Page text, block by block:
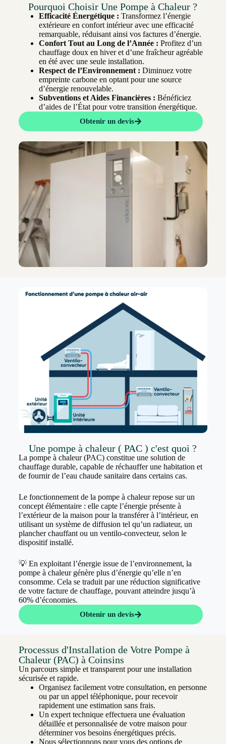
Pourquoi Choisir Une Pompe à Chaleur ?
Efficacité Énergétique : Transformez l’énergie
extérieure en confort intérieur avec une efficacité
remarquable, réduisant ainsi vos factures d’énergie.
Confort Tout au Long de l’Année : Profitez d’un
chauffage doux en hiver et d’une fraîcheur agréable
en été avec une seule installation.
Respect de l’Environnement : Diminuez votre
empreinte carbone en optant pour une source
d’énergie renouvelable.
Subventions et Aides Financières : Bénéficiez
d’aides de l’État pour votre transition énergétique.
Obtenir un devis
Une pompe à chaleur ( PAC ) c'est quoi ?
La pompe à chaleur (PAC) constitue une solution de
chauffage durable, capable de réchauffer une habitation et
de fournir de l’eau chaude sanitaire dans certains cas.
Le fonctionnement de la pompe à chaleur repose sur un
concept élémentaire : elle capte l’énergie présente à
l’extérieur de la maison pour la transférer à l’intérieur, en
utilisant un système de diffusion tel qu’un radiateur, un
plancher chauffant ou un ventilo-convecteur, selon le
dispositif installé.
💡 En exploitant l’énergie issue de l’environnement, la
pompe à chaleur génère plus d’énergie qu’elle n’en
consomme. Cela se traduit par une réduction significative
de votre facture de chauffage, pouvant atteindre jusqu’à
60% d’économies.
Obtenir un devis
Processus d'Installation de Votre Pompe à
Chaleur (PAC) à Coinsins
Un parcours simple et transparent pour une installation
sécurisée et rapide.
Organisez facilement votre consultation, en personne
ou par un appel téléphonique, pour recevoir
rapidement une estimation sans frais.
Un expert technique effectuera une évaluation
détaillée et personnalisée de votre maison pour
déterminer vos besoins énergétiques précis.
Nous sélectionnons pour vous des options de